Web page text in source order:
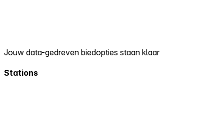
Jouw data-gedreven biedopties staan klaar
Stations